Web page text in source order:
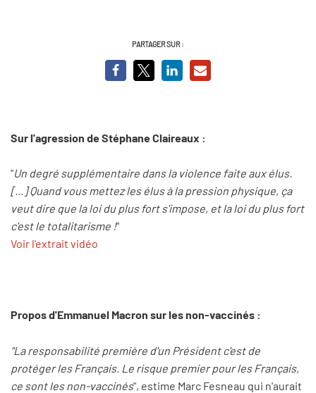
PARTAGER SUR :
Sur l'agression de Stéphane Claireaux :
"Un degré supplémentaire dans la violence faite aux élus.
[...] Quand vous mettez les élus à la pression physique, ça
veut dire que la loi du plus fort s'impose, et la loi du plus fort
c'est le totalitarisme !"
Voir l'extrait vidéo
Propos d'Emmanuel Macron sur les non-vaccinés :
"La responsabilité première d'un Président c'est de
protéger les Français. Le risque premier pour les Français,
ce sont les non-vaccinés", estime Marc Fesneau qui n'aurait